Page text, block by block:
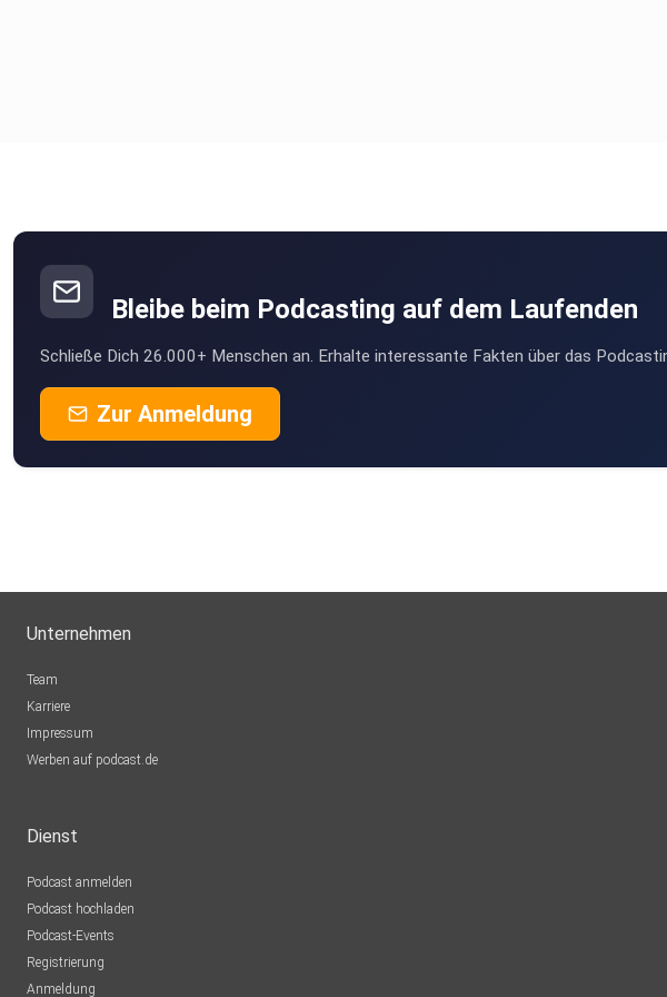
Bleibe beim Podcasting auf dem Laufenden
Schließe Dich 26.000+ Menschen an. Erhalte interessante Fakten über das
Zur Anmeldung
Unternehmen
Team
Karriere
Impressum
Werben auf podcast.de
Dienst
Podcast anmelden
Podcast hochladen
Podcast-Events
Registrierung
Anmeldung